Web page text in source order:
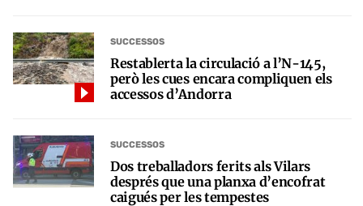
SUCCESSOS
Restablerta la circulació a l’N-145,
però les cues encara compliquen els
accessos d’Andorra
SUCCESSOS
Dos treballadors ferits als Vilars
després que una planxa d’encofrat
caigués per les tempestes